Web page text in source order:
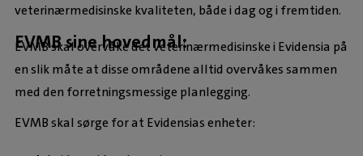
veterinærmedisinske kvaliteten, både i dag og i fremtiden.
EVMB sine hovedmål:
EVMB skal overvåke det veterinærmedisinske i Evidensia på
en slik måte at disse områdene alltid overvåkes sammen
med den forretningsmessige planlegging.
EVMB skal sørge for at Evidensias enheter: